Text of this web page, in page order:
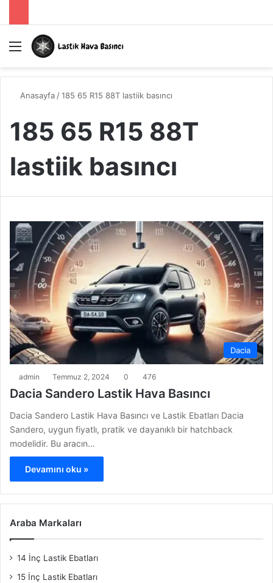
Menü
Anasayfa /185 65 R15 88T lastiik basıncı
185 65 R15 88T
lastiik basıncı
Dacia
admin Temmuz 2, 2024 0 476
Dacia Sandero Lastik Hava Basıncı
Dacia Sandero Lastik Hava Basıncı ve Lastik Ebatları Dacia
Sandero, uygun fiyatlı, pratik ve dayanıklı bir hatchback
modelidir. Bu aracın…
Devamını oku »
Araba Markaları
14 İnç Lastik Ebatları
15 İnç Lastik Ebatları